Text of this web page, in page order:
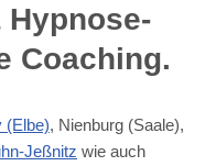
Hypnose-
Coaching.
(Elbe), Nienburg (Saale),
Jeßnitz wie auch